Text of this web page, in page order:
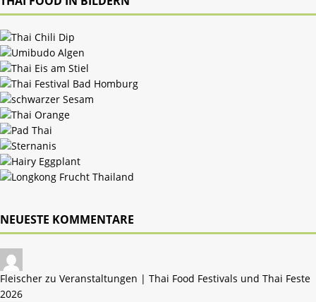
NEUESTE KOMMENTARE
Fleischer zu Veranstaltungen | Thai Food Festivals und Thai Feste
2026